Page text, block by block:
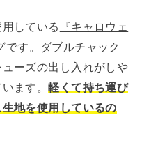
している
『キャロウェ
です。ダブルチャック
ーズの出し入れがしや
ます。軽くて持ち運び
地を使用しているの